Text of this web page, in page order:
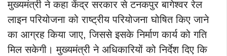
मुख्यमंत्री ने कहा केंद्र सरकार से टनकपुर बागेश्वर रेल
लाइन परियोजना को राष्ट्रीय परियोजना घोषित किए जाने
का आग्रह किया जाए, जिससे इसके निर्माण कार्य को गति
मिल सकेगी। मुख्यमंत्री ने अधिकारियों को निर्देश दिए कि